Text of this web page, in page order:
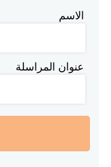
الاسم
عنوان المراسلة